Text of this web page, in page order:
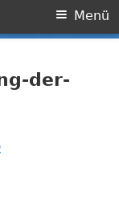
Menü
der-